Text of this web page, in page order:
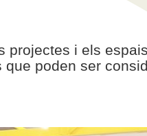
projectes i els
poden ser